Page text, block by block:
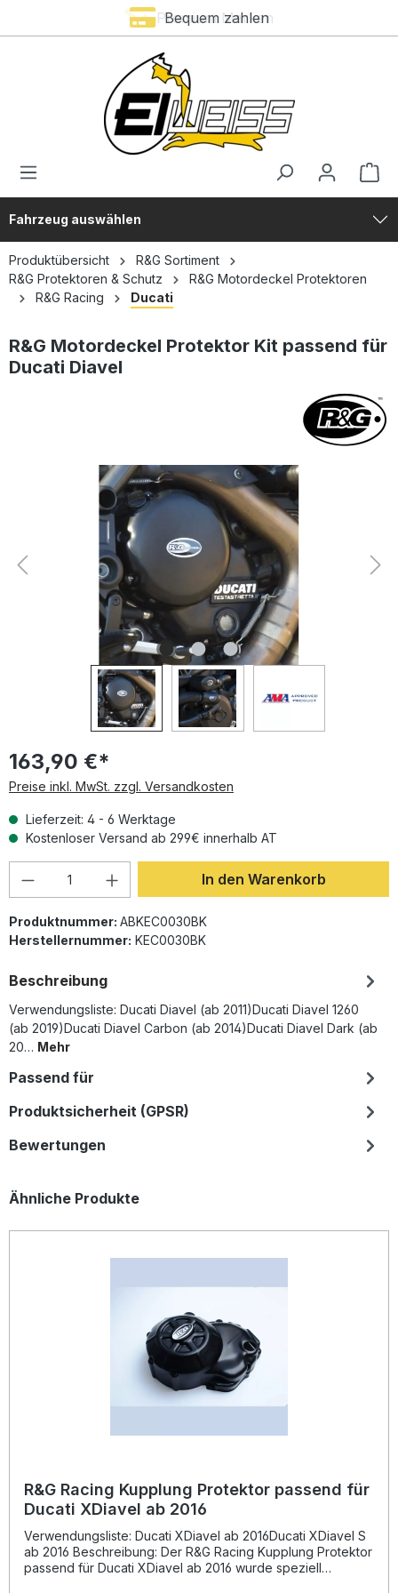
Premium Marken
Bequem zahlen
Fahrzeug auswählen
Produktübersicht
R&G Sortiment
R&G Protektoren & Schutz
R&G Motordeckel Protektoren
R&G Racing
Ducati
R&G Motordeckel Protektor Kit passend für
Ducati Diavel
Bildergalerie überspringen
163,90 €*
Preise inkl. MwSt. zzgl. Versandkosten
Lieferzeit: 4 - 6 Werktage
Kostenloser Versand ab 299€ innerhalb AT
Produkt Anzahl: Gib den gewünschten
In den Warenkorb
Produktnummer: ABKEC0030BK
Herstellernummer: KEC0030BK
Beschreibung
Verwendungsliste: Ducati Diavel (ab 2011)Ducati Diavel 1260
(ab 2019)Ducati Diavel Carbon (ab 2014)Ducati Diavel Dark (ab
20… Mehr
Passend für
Produktsicherheit (GPSR)
Bewertungen
Produktgalerie überspringen
Ähnliche Produkte
R&G Racing Kupplung Protektor passend für
Ducati XDiavel ab 2016
Verwendungsliste: Ducati XDiavel ab 2016Ducati XDiavel S
ab 2016 Beschreibung: Der R&G Racing Kupplung Protektor
passend für Ducati XDiavel ab 2016 wurde speziell